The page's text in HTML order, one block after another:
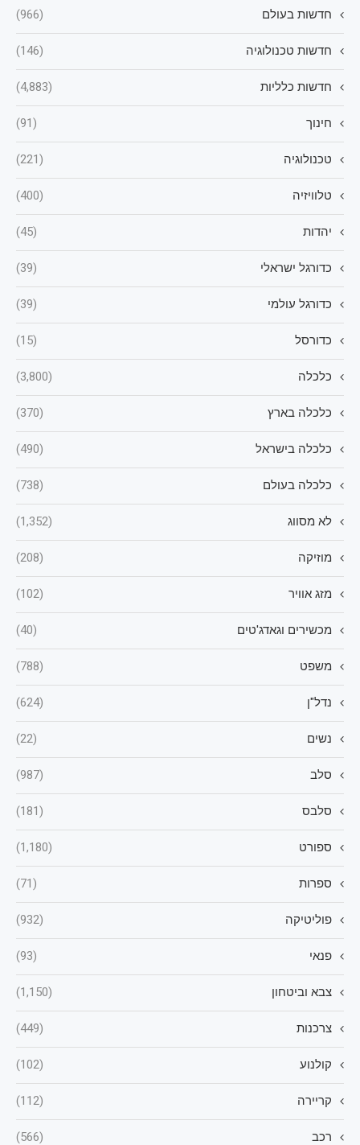
חדשות בעולם (966)
חדשות טכנולוגיה (146)
חדשות כלליות (4,883)
חינוך (91)
טכנולוגיה (221)
טלוויזיה (400)
יהדות (45)
כדורגל ישראלי (39)
כדורגל עולמי (39)
כדורסל (15)
כלכלה (3,800)
כלכלה בארץ (370)
כלכלה בישראל (490)
כלכלה בעולם (738)
לא מסווג (1,352)
מוזיקה (208)
מזג אוויר (102)
מכשירים וגאדג'טים (40)
משפט (788)
נדל"ן (624)
נשים (22)
סלב (987)
סלבס (181)
ספורט (1,180)
ספרות (71)
פוליטיקה (932)
פנאי (93)
צבא וביטחון (1,150)
צרכנות (449)
קולנוע (102)
קריירה (112)
רכב (566)